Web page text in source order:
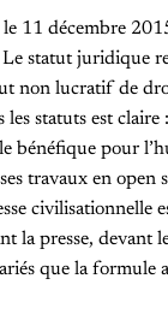
11 décembre
statut juridique
non lucratif de
les statuts est
bénéfique pour
travaux en open
civilisationnelle
la presse, devant
que la formule